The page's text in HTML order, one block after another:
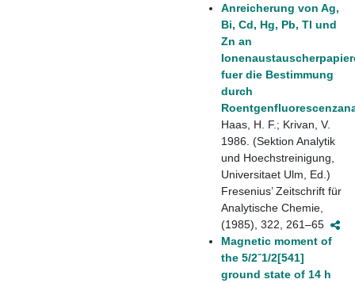
Anreicherung von Ag,
Bi, Cd, Hg, Pb, Tl und
Zn an
fuer die Bestimmung
durch
Haas, H. F.; Krivan, V.
1986. (Sektion Analytik
und Hoechstreinigung,
Universitaet Ulm, Ed.)
Fresenius’ Zeitschrift für
Analytische Chemie,
(1985), 322, 261–65
Magnetic moment of
the 5/2⁻1/2[541]
ground state of 14 h